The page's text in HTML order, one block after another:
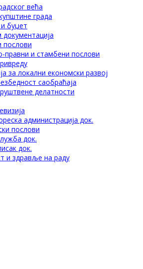
већа
града
буџет
послови
правни и стамбени послови
за локални економски развој
саобраћаја
делатности
администрација док.
послови
док.
док.
и здравље на раду